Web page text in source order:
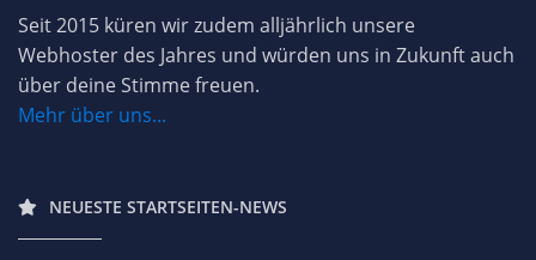
Seit 2015 küren wir zudem alljährlich unsere
Webhoster des Jahres und würden uns in Zukunft auch
über deine Stimme freuen.
Mehr über uns...
NEUESTE STARTSEITEN-NEWS